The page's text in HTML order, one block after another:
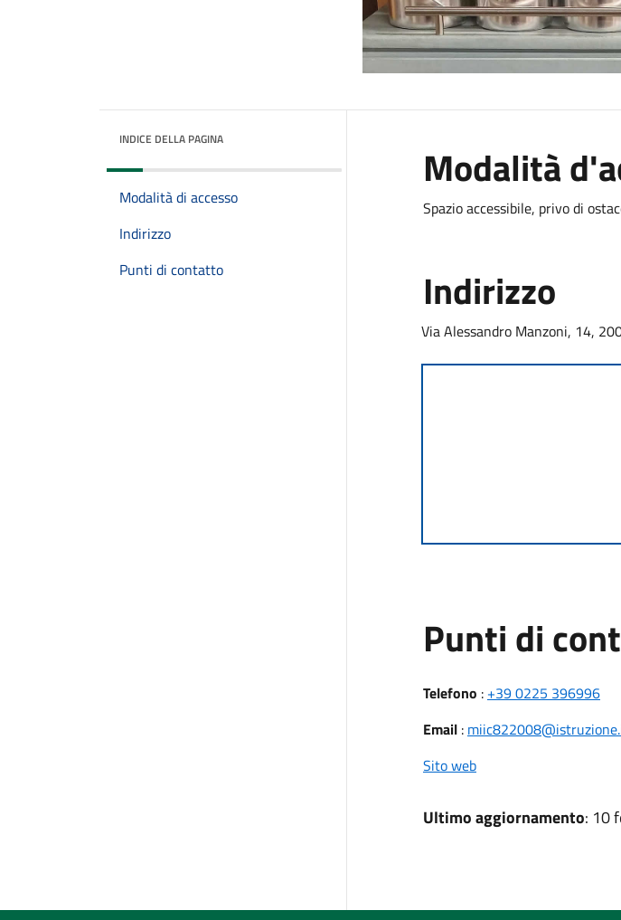
INDICE DELLA PAGINA
Modalità di accesso
Indirizzo
Punti di contatto
Modalità
Spazio accessibile, privo di
Indirizzo
Via Alessandro Manzoni, 14,
Punti di
Telefono : +39 0225 396996
Email:
Sito web
Ultimo aggiornamento: 10